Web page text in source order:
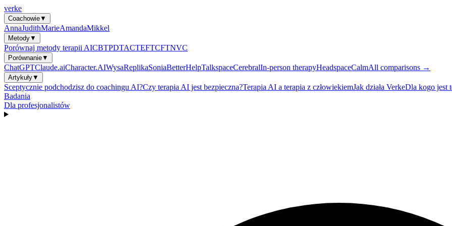
verke
Coachowie▼
AnnaJudithMarieAmandaMikkel
Metody▼
Porównaj metody terapii AICBTPDTACTEFTCFTNVC
Porównanie▼
ChatGPTClaude.aiCharacter.AIWysaReplikaSoniaBetterHelpTalkspaceCerebralIn-person therapyHeadspaceCalmAll comparisons →
Artykuły▼
Sceptycznie podchodzisz do coachingu AI?Czy terapia AI jest bezpieczna?Terapia AI a terapia z człowiekiemJak działa VerkeDla kogo jest
Badania
Dla profesjonalistów